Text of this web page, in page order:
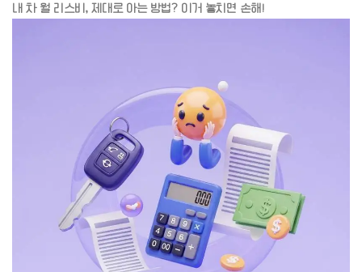
내 차 월 리스비, 제대로 아는 방법? 이거 놓치면 손해!